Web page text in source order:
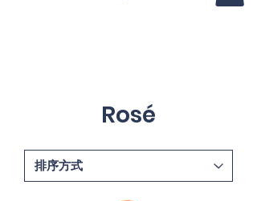
Rosé